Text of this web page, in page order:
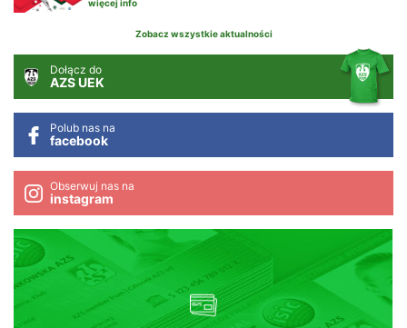
więcej info
Zobacz wszystkie aktualności
Dołącz do
AZS UEK
Polub nas na
facebook
Obserwuj nas na
instagram